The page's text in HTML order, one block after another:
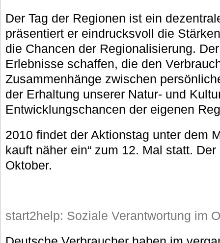
Der Tag der Regionen ist ein
präsentiert er eindrucksvoll die
die Chancen der Regionalisierung.
Erlebnisse schaffen, die den
Zusammenhänge zwischen
der Erhaltung unserer Natur- und
Entwicklungschancen der eigenen
2010 findet der Aktionstag unter dem
kauft näher ein“ zum 12. Mal statt.
Oktober.
start2help: Soziale Verantwortung im